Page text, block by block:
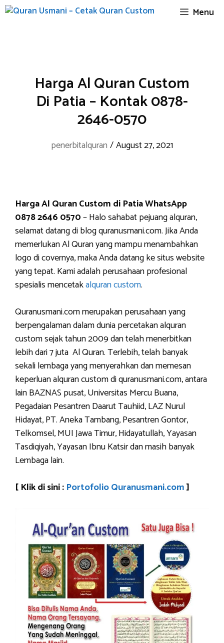
Skip
Menu
Harga Al Quran Custom
Di Patia – Kontak 0878-
2646-0570
penerbitalquran /August 27, 2021
Harga Al Quran Custom di Patia WhatsApp
0878 2646 0570– Halo sahabat pejuang alquran,
selamat datang di blog quranusmani.com. Jika Anda
memerlukan Al Quran yang mampu menambahkan
logo di covernya, maka Anda datang ke situs website
yang tepat. Kami adalah perusahaan profesional
spesialis mencetakalquran custom.
Quranusmani.com merupakan perusahaan yang
berpengalaman dalam dunia percetakan alquran
custom sejak tahun 2009 dan telah menerbitkan
lebih dari 7 juta Al Quran. Terlebih, telah banyak
sekali lembaga yang menyerahkan dan memesan
keperluan alquran custom di quranusmani.com, antara
lain BAZNAS pusat, Universitas Mercu Buana,
Pegadaian Pesantren Daarut Tauhiid, LAZ Nurul
Hidayat, PT. Aneka Tambang, Pesantren Gontor,
Telkomsel, MUI Jawa Timur, Hidayatullah, Yayasan
Tasdiqiyah, Yayasan Ibnu Katsir dan masih banyak
Lembaga lain.
[ Klik di sini : Portofolio Quranusmani.com]